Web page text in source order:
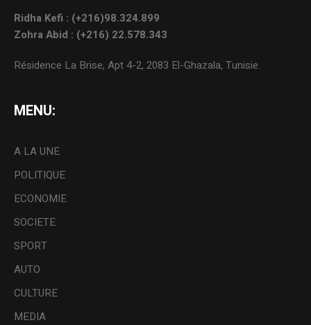
Ridha Kefi : (+216)98.324.899
Zohra Abid : (+216) 22.578.343
Résidence La Brise, Apt 4-2, 2083 El-Ghazala, Tunisie.
MENU:
A LA UNE
POLITIQUE
ECONOMIE
SOCIETE
SPORT
AUTO
CULTURE
MEDIA